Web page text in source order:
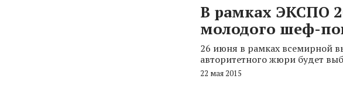
В рамках ЭКСПО
молодого шеф-
26 июня в рамках всемирной
авторитетного жюри будет
22 мая 2015